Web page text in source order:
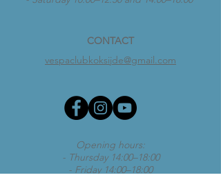
CONTACT
vespaclubkoksijde@gmail.com
Opening hours:
- Thursday 14:00–18:00
- Friday 14:00–18:00